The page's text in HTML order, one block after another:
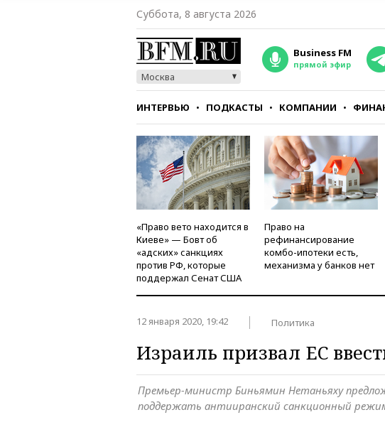
Суббота, 8 августа 2026
Москва
Business FM
прямой эфир
ИНТЕРВЬЮ ПОДКАСТЫ КОМПАНИИ
СТИЛЬ ТЕСТЫ
«Право вето находится в
Киеве» — Бовт об
«адских» санкциях
против РФ, которые
поддержал Сенат США
Право на
рефинансирование
комбо-ипотеки есть,
механизма у банков нет
12 января 2020, 19:42 Политика
Израиль призвал ЕС
Премьер-министр Биньямин Нетаньяху
поддержать антииранский санкционный